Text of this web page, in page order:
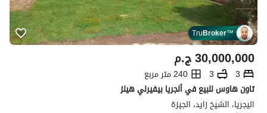
TruBroker™
ج.م30,000,000
3
3
240 متر مربع
تاون هاوس للبيع في ألجريا بيفيرلي هيلز
اليجريا، الشيخ زايد، الجيزة